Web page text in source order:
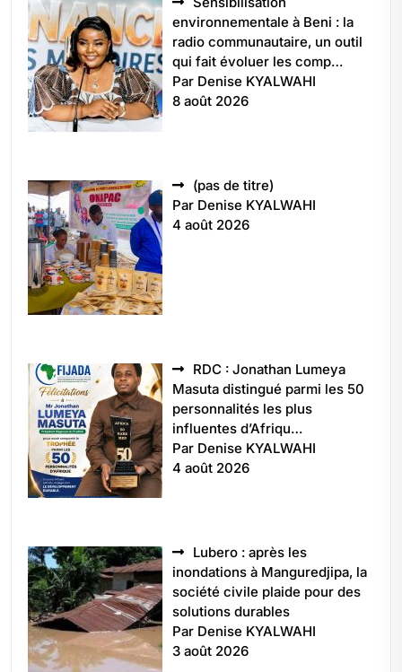
environnementale à Beni : la
radio communautaire, un outil
qui fait évoluer les comp…
Par Denise KYALWAHI
8 août 2026
(pas de titre)
5496
Par Denise KYALWAHI
4 août 2026
RDC : Jonathan Lumeya
Masuta distingué parmi les 50
personnalités les plus
influentes d’Afriqu…
Par Denise KYALWAHI
4 août 2026
Lubero : après les
inondations à Manguredjipa, la
société civile plaide pour des
solutions durables
Par Denise KYALWAHI
3 août 2026